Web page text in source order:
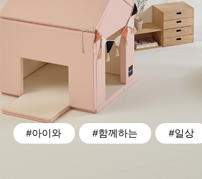
#아이와 #함께하는 #일상